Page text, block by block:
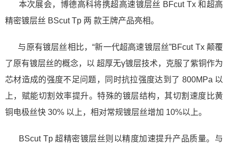
本次展会，博德高科将携超高速镀层丝 BFcut Tx 和超高
精密镀层丝 BScut Tp 两 款王牌产品亮相。
与原有镀层丝相比，“新一代超高速镀层丝”BFcut Tx 颠覆
了原有镀层丝的概念，以 超厚无γ镀层技术，克服了紫铜作为
芯材造成的强度不足问题，同时抗拉强度达到了 800MPa 以
上，赋能切割效率提升。特殊的镀层结构，其切割速度比黄
铜电极丝快 30% 以上，相对常规镀层丝增加 10%以上。
BScut Tp 超精密镀层丝则以精度加速提升产品质量。与